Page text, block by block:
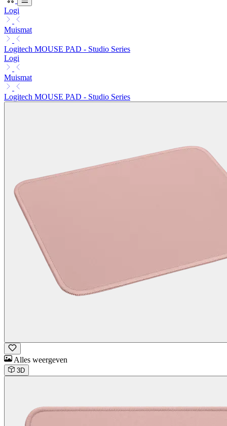
Logi
Muismat
Logitech MOUSE PAD - Studio Series
Logi
Muismat
Logitech MOUSE PAD - Studio Series
Alles weergeven
3D